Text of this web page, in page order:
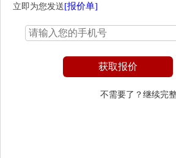
立即为您发送[报价单]
不需要了？继续完